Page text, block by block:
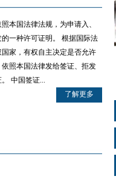
本国法律法规，为申请入、
一种许可证明。 根据国际法
家，有权自主决定是否允许
照本国法律发给签证、拒发
中国签证...
了解更多